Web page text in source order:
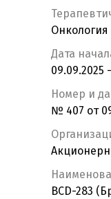
Онкология
Дата
09.09.2025
Номер и
№ 407 от
BCD-283